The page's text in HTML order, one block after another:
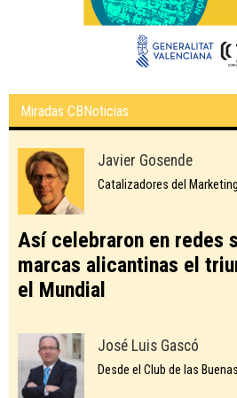
Miradas CBNoticias
Javier Gosende
Catalizadores del
Así celebraron en redes
marcas alicantinas el
el Mundial
José Luis Gascó
Desde el Club de las